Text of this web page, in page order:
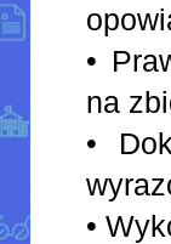
•
na
•
•